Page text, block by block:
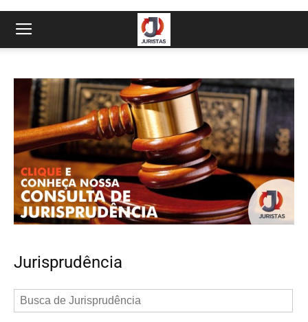
Jurisprudência